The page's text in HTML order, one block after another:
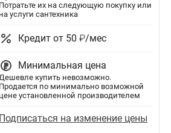
Потратьте их на следующую покупку или
на услуги сантехника
Кредит от 50 ₽/мес
Минимальная цена
купить невозможно.
Продается по минимально возможной
цене установленной производителем
Подписаться на изменение цены